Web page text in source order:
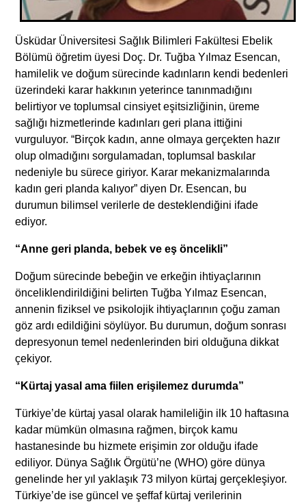
Üsküdar Üniversitesi Sağlık Bilimleri Fakültesi Ebelik
Bölümü öğretim üyesi Doç. Dr. Tuğba Yılmaz Esencan,
hamilelik ve doğum sürecinde kadınların kendi bedenleri
üzerindeki karar hakkının yeterince tanınmadığını
belirtiyor ve toplumsal cinsiyet eşitsizliğinin, üreme
sağlığı hizmetlerinde kadınları geri plana ittiğini
vurguluyor. “Birçok kadın, anne olmaya gerçekten hazır
olup olmadığını sorgulamadan, toplumsal baskılar
nedeniyle bu sürece giriyor. Karar mekanizmalarında
kadın geri planda kalıyor” diyen Dr. Esencan, bu
durumun bilimsel verilerle de desteklendiğini ifade
ediyor.
“Anne geri planda, bebek ve eş öncelikli”
Doğum sürecinde bebeğin ve erkeğin ihtiyaçlarının
önceliklendirildiğini belirten Tuğba Yılmaz Esencan,
annenin fiziksel ve psikolojik ihtiyaçlarının çoğu zaman
göz ardı edildiğini söylüyor. Bu durumun, doğum sonrası
depresyonun temel nedenlerinden biri olduğuna dikkat
çekiyor.
“Kürtaj yasal ama fiilen erişilemez durumda”
Türkiye’de kürtaj yasal olarak hamileliğin ilk 10 haftasına
kadar mümkün olmasına rağmen, birçok kamu
hastanesinde bu hizmete erişimin zor olduğu ifade
ediliyor. Dünya Sağlık Örgütü’ne (WHO) göre dünya
genelinde her yıl yaklaşık 73 milyon kürtaj gerçekleşiyor.
Türkiye’de ise güncel ve şeffaf kürtaj verilerinin